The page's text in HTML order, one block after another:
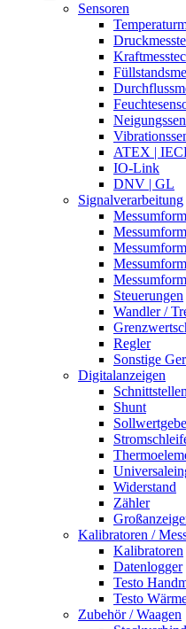
Sensoren
ATEX |
IO-Link
DNV | GL
Signalverarbeitung
Steuerungen
Wandler /
Regler
Sonstige
Digitalanzeigen
Shunt
Widerstand
Zähler
Kalibratoren /
Kalibratoren
Datenlogger
Testo
Testo
Zubehör / Waagen